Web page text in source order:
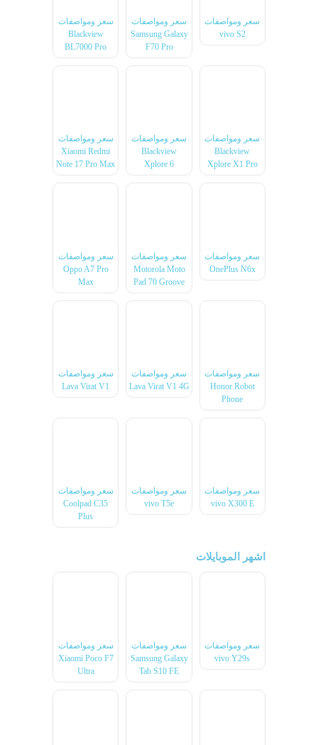
سعر ومواصفات
vivo S2
سعر ومواصفات
Samsung Galaxy
F70 Pro
سعر ومواصفات
Blackview
BL7000 Pro
سعر ومواصفات
Blackview
Xplore X1 Pro
سعر ومواصفات
Blackview
Xplore 6
سعر ومواصفات
Xiaomi Redmi
Note 17 Pro Max
سعر ومواصفات
OnePlus N6x
سعر ومواصفات
Motorola Moto
Pad 70 Groove
سعر ومواصفات
Oppo A7 Pro
Max
سعر ومواصفات
Honor Robot
Phone
سعر ومواصفات
Lava Virat V1 4G
سعر ومواصفات
Lava Virat V1
سعر ومواصفات
vivo X300 E
سعر ومواصفات
vivo T5e
سعر ومواصفات
Coolpad C35
Plus
اشهر الموبايلات
سعر ومواصفات
vivo Y29s
سعر ومواصفات
Samsung Galaxy
Tab S10 FE
سعر ومواصفات
Xiaomi Poco F7
Ultra